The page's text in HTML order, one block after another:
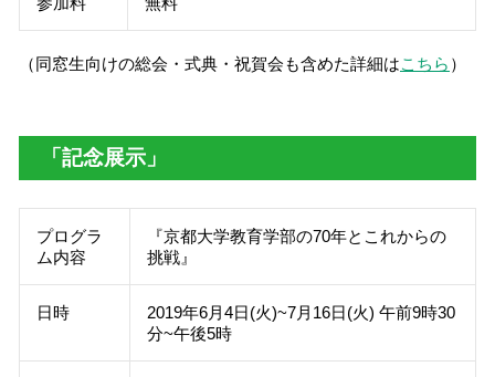
（同窓生向けの総会・式典・祝賀会も含めた詳細はこちら ）
「記念展示」
プログラ
ム内容
『京都大学教育学部の70年とこれからの
挑戦』
日時
2019年6月4日(火)~7月16日(火) 午前9時30
分~午後5時